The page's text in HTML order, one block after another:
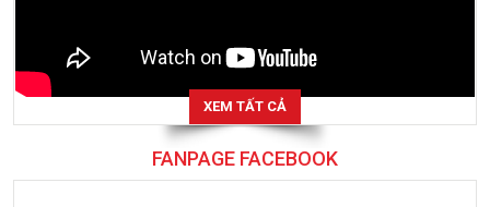
XEM TẤT CẢ
FANPAGE FACEBOOK